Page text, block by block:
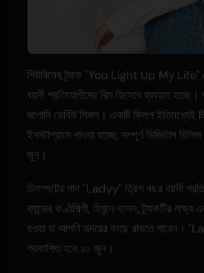
গিউবিনের ট্র্যাক "You Light Up My Life"
বয়সী প্রতিযোগীদের থিম হিসেবে ব্যবহৃত হচ্ছে।
জাপানি ডেবিউ সিঙ্গল। একটি ক্লিপ ইতিমধ্যেই
ইনস্টাগ্রামে পাওয়া যাচ্ছে, সম্পূর্ণ ডিজিটাল
জুন।
চিলস্পটের গান "Ladyy" ত্রিশ বছর বয়সী
ব্যান্ডের কণ্ঠশিল্পী, হিয়ুনে বলেন, ট্র্যাকটির
হওয়া যা আপনি হৃদয়ের কাছে রাখতে পারেন।
প্রকাশিত হবে ১০ জুন।